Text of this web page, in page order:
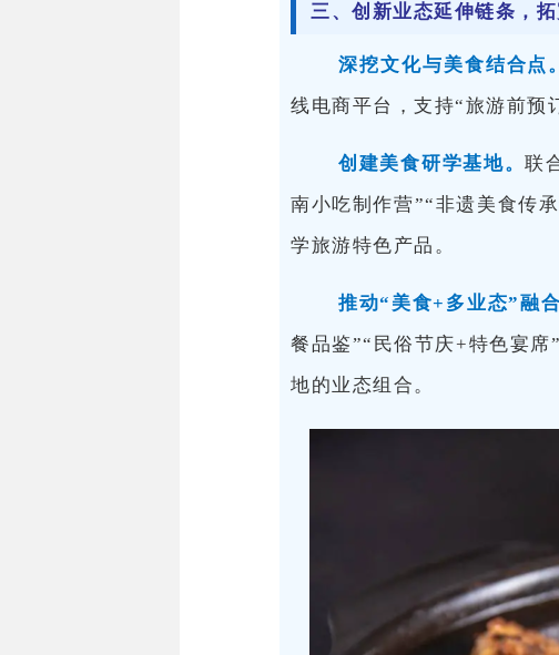
三、创新业态延伸链条，
深挖文化与美食结合点
线电商平台，支持“旅游前预
创建美食研学基地。联
南小吃制作营”“非遗美食传
学旅游特色产品。
推动“美食+多业态”融合
餐品鉴”“民俗节庆+特色宴
地的业态组合。